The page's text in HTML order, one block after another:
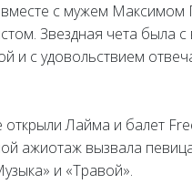
вместе с мужем Максимом
Звездная чета была с
и с удовольствием
открыли Лайма и балет
ажиотаж вызвала
и «Травой».